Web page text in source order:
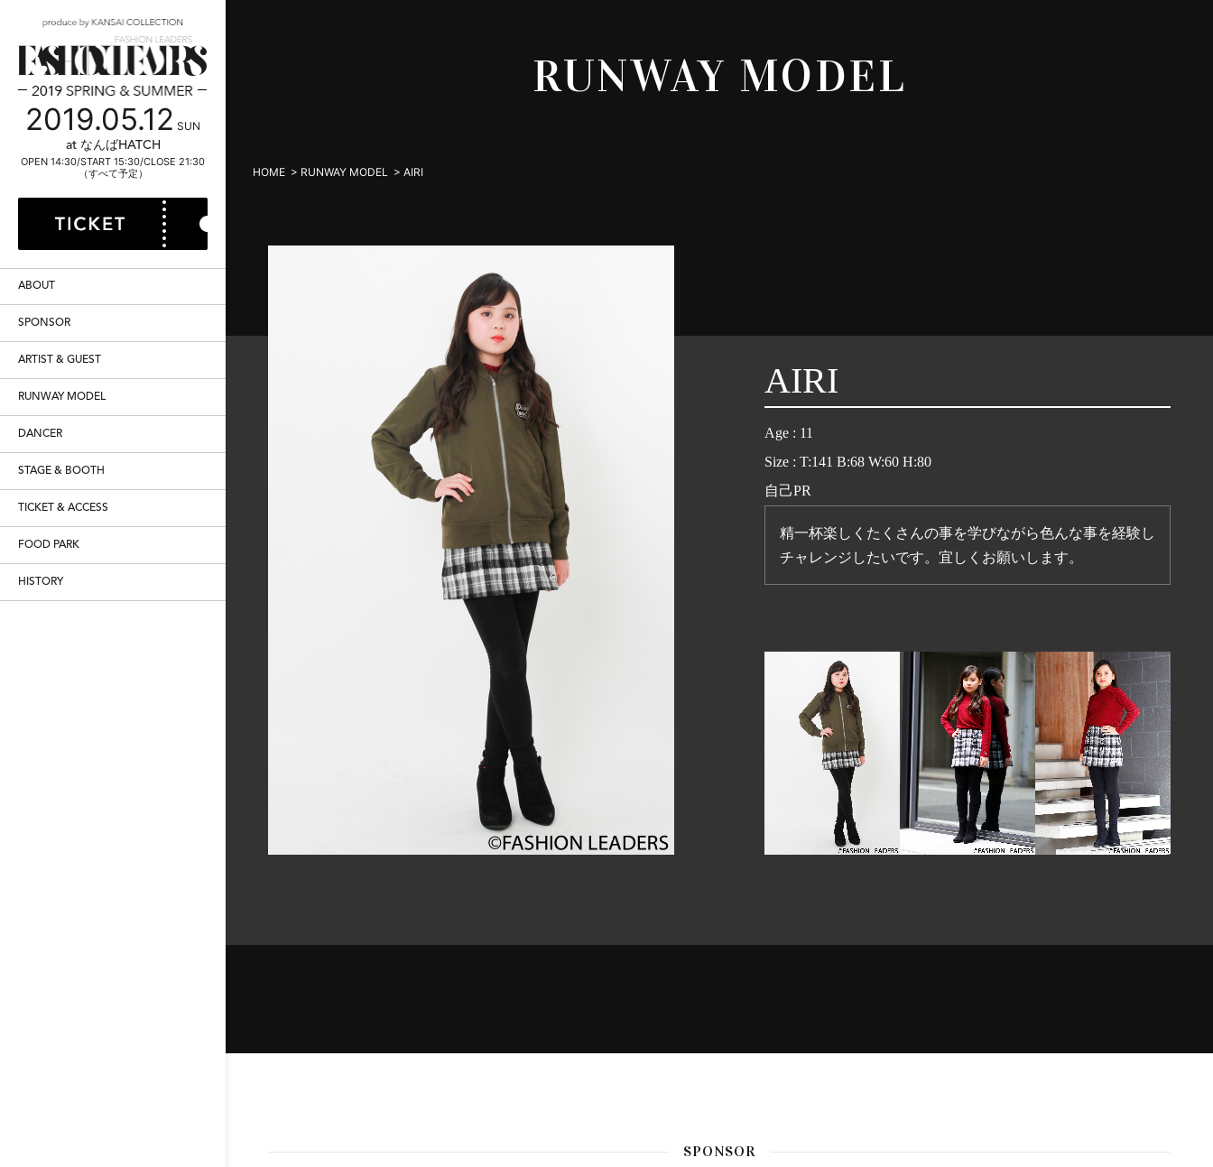
ABOUT
SPONSOR
ARTIST & GUEST
RUNWAY MODEL
DANCER
STAGE & BOOTH
TICKET & ACCESS
FOOD PARK
HISTORY
2019.05.12 SUN
at なんばHATCH
OPEN 14:30/START 15:30/CLOSE 21:30
（すべて予定）
RUNWAY MODEL
HOME > RUNWAY MODEL > AIRI
AIRI
Age : 11
Size : T:141 B:68 W:60 H:80
自己PR
精一杯楽しくたくさんの事を学びながら色んな事を経験し
チャレンジしたいです。宜しくお願いします。
SPONSOR